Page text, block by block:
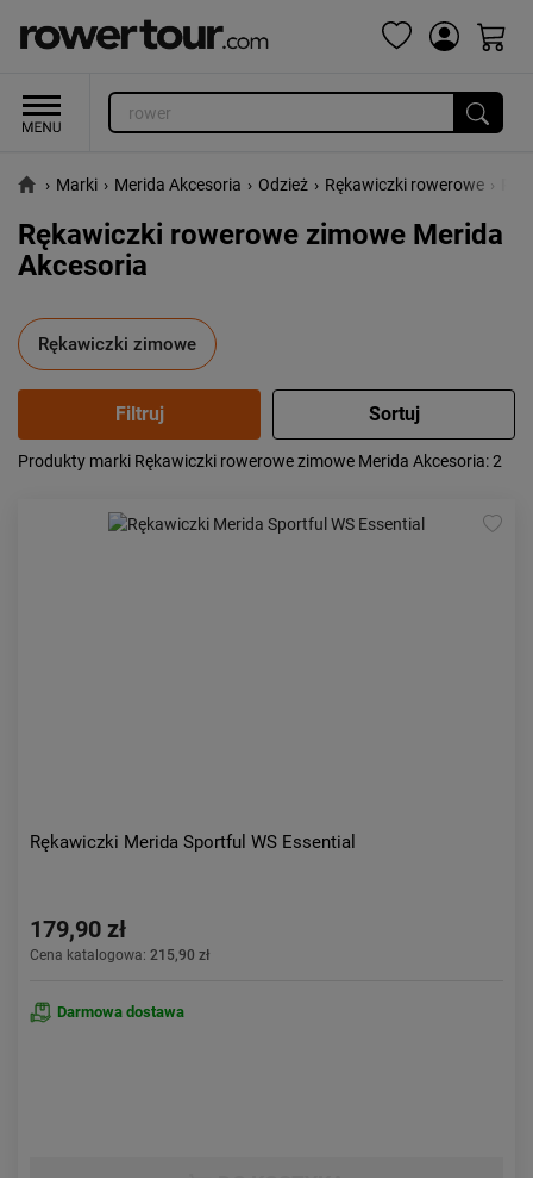
› Marki › Merida Akcesoria › Odzież › Rękawiczki rowerowe ›
Rękawiczki rowerowe zimowe Merida
Akcesoria
Rękawiczki zimowe
Popularność:
największa
od najwyższej
Produkty marki Rękawiczki rowerowe zimowe Merida Akcesoria: 2
Rękawiczki Merida Sportful WS Essential
179,90 zł
Cena katalogowa: 215,90 zł
Darmowa dostawa